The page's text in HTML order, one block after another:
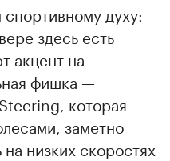
духу:
здесь есть
акцент на
фишка —
которая
заметно
низких скоростях